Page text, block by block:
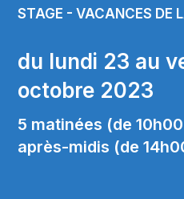
STAGE - VACANCES DE
du lundi 23 au
octobre 2023
5 matinées (de
après-midis (de